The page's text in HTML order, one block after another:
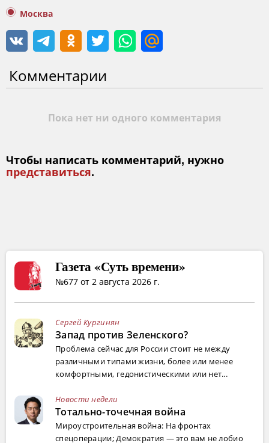
Москва
Комментарии
Пока нет ни одного комментария
Чтобы написать комментарий, нужно
представиться.
Газета «Суть времени»
№677 от 2 августа 2026 г.
Сергей Кургинян
Запад против Зеленского?
Проблема сейчас для России стоит не между
различными типами жизни, более или менее
комфортными, гедонистическими или нет...
Новости недели
Тотально-точечная война
Мироустроительная война: На фронтах
спецоперации; Демократия — это вам не лобио